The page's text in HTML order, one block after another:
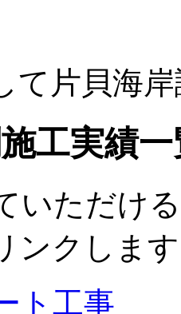
て片貝海
工実績一
いただけ
ンクしま
ト工事